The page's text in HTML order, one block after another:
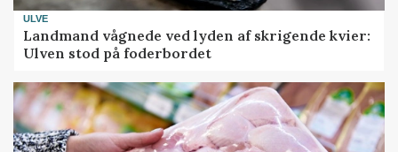
ULVE
Landmand vågnede ved lyden af skrigende kvier:
Ulven stod på foderbordet